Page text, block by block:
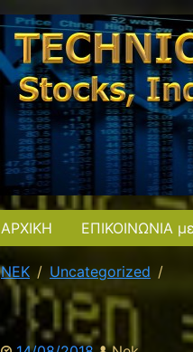
ΑΡΧΙΚΗ ΕΠΙΚΟΙΝΩΝΙΑ
NEK Uncategorized